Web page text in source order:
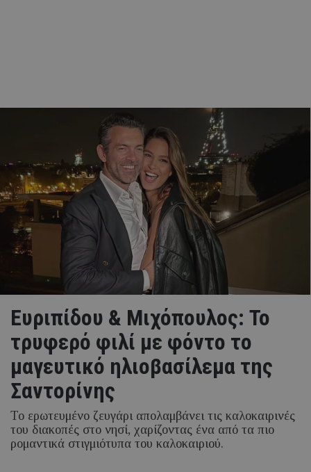
Ευριπίδου & Μιχόπουλος: Το
τρυφερό φιλί με φόντο το
μαγευτικό ηλιοβασίλεμα της
Σαντορίνης
Το ερωτευμένο ζευγάρι απολαμβάνει τις καλοκαιρινές
του διακοπές στο νησί, χαρίζοντας ένα από τα πιο
ρομαντικά στιγμιότυπα του καλοκαιριού.